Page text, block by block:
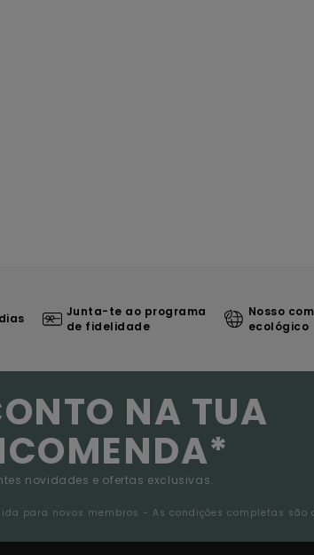
Junta-te ao programa
de fidelidade
Nosso
ecológico
NA TUA
novidades e ofertas exclusivas.
para novos membros - As condições completas